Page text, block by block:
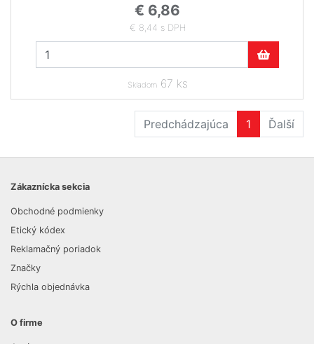
€ 6,86
€ 8,44 s DPH
Skladom67 ks
Predchádzajúca 1 Ďalší
Zákaznícka sekcia
Obchodné podmienky
Etický kódex
Reklamačný poriadok
Značky
Rýchla objednávka
O firme